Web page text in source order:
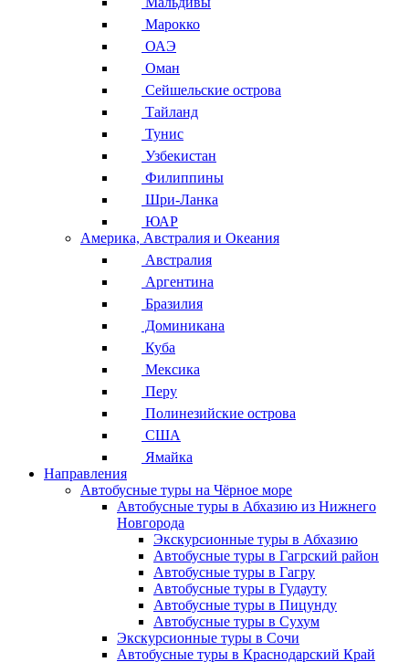
Марокко
ОАЭ
Оман
Сейшельские острова
Тайланд
Тунис
Узбекистан
Филиппины
Шри-Ланка
ЮАР
Америка, Австралия и Океания
Австралия
Аргентина
Бразилия
Доминикана
Куба
Мексика
Перу
Полинезийские острова
США
Ямайка
Направления
Автобусные туры на Чёрное море
Автобусные туры в Абхазию из Нижнего
Новгорода
Экскурсионные туры в Абхазию
Автобусные туры в Гагрский район
Автобусные туры в Гагру
Автобусные туры в Гудауту
Автобусные туры в Пицунду
Автобусные туры в Сухум
Экскурсионные туры в Сочи
Автобусные туры в Краснодарский Край